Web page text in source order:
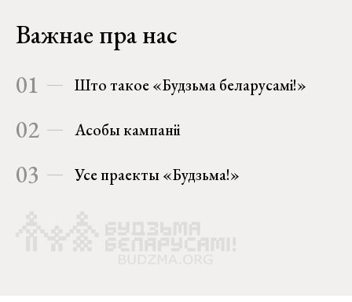
Важнае пра нас
01 Што такое «Будзьма беларусамі!»
02 Асобы кампаніі
03 Усе праекты «Будзьма!»